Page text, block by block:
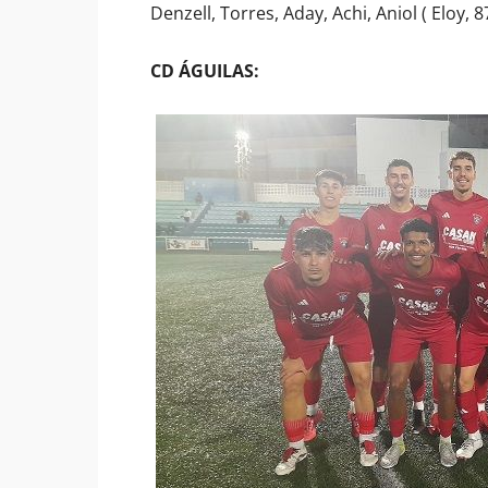
Denzell, Torres, Aday, Achi, Aniol ( Eloy,
CD ÁGUILAS: